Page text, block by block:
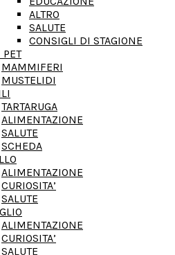
ALTRO
SALUTE
CONSIGLI DI STAGIONE
PET
MAMMIFERI
MUSTELIDI
TARTARUGA
ALIMENTAZIONE
SALUTE
SCHEDA
ALIMENTAZIONE
CURIOSITA’
SALUTE
ALIMENTAZIONE
CURIOSITA’
SALUTE